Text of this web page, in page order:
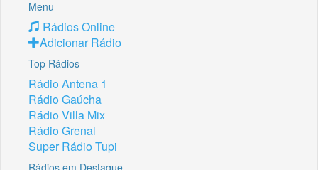
Menu
Rádios Online
Adicionar Rádio
Top Rádios
Rádio Antena 1
Rádio Gaúcha
Rádio Villa Mix
Rádio Grenal
Super Rádio Tupi
Rádios em Destaque